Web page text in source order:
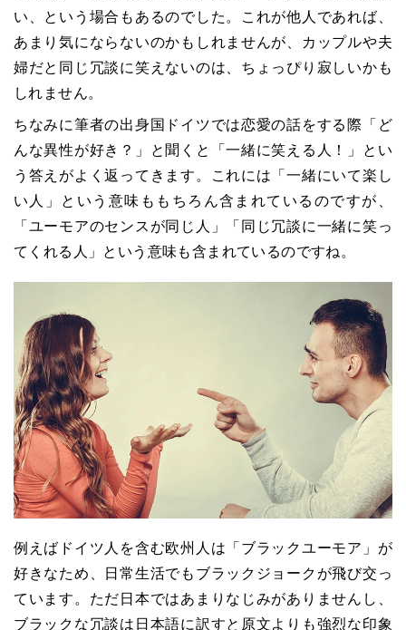
い、という場合もあるのでした。これが他人であれば、
あまり気にならないのかもしれませんが、カップルや夫
婦だと同じ冗談に笑えないのは、ちょっぴり寂しいかも
しれません。
ちなみに筆者の出身国ドイツでは恋愛の話をする際「ど
んな異性が好き？」と聞くと「一緒に笑える人！」とい
う答えがよく返ってきます。これには「一緒にいて楽し
い人」という意味ももちろん含まれているのですが、
「ユーモアのセンスが同じ人」「同じ冗談に一緒に笑っ
てくれる人」という意味も含まれているのですね。
例えばドイツ人を含む欧州人は「ブラックユーモア」が
好きなため、日常生活でもブラックジョークが飛び交っ
ています。ただ日本ではあまりなじみがありませんし、
ブラックな冗談は日本語に訳すと原文よりも強烈な印象